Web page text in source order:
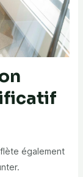
également